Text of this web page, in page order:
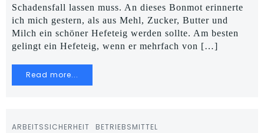
Schadensfall lassen muss. An dieses Bonmot erinnerte
ich mich gestern, als aus Mehl, Zucker, Butter und
Milch ein schöner Hefeteig werden sollte. Am besten
gelingt ein Hefeteig, wenn er mehrfach von […]
Read more...
ARBEITSSICHERHEIT
BETRIEBSMITTEL